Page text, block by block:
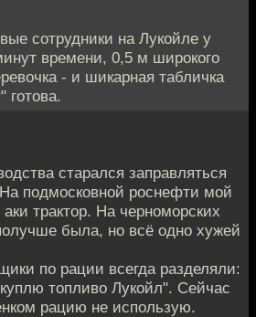
сотрудники на Лукойле у
времени, 0,5 м широкого
- и шикарная табличка
готова.
старался заправляться
подмосковной роснефти мой
трактор. На черноморских
была, но всё одно хужей
по рации всегда разделяли:
топливо Лукойл". Сейчас
рацию не использую.